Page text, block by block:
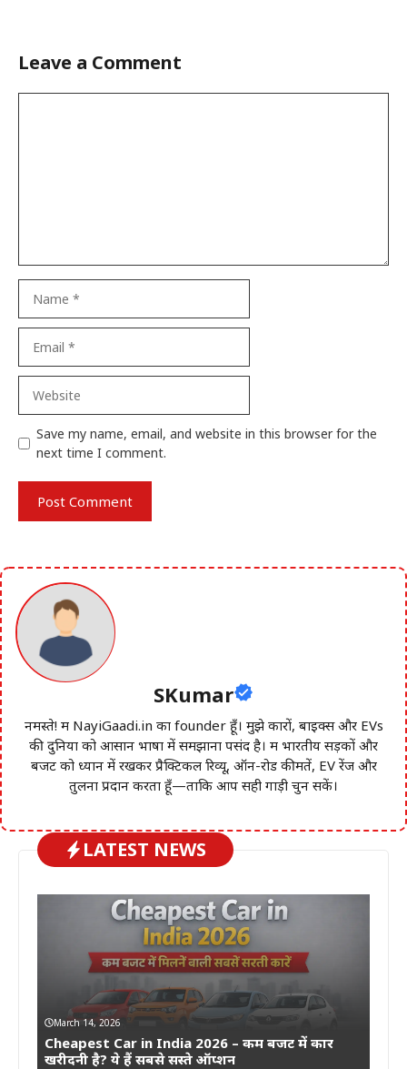
Leave a Comment
Save my name, email, and website in this browser for the
next time I comment.
SKumar
नमस्ते! मैं NayiGaadi.in का founder हूँ। मुझे कारों, बाइक्स और EVs
की दुनिया को आसान भाषा में समझाना पसंद है। मैं भारतीय सड़कों और
बजट को ध्यान में रखकर प्रैक्टिकल रिव्यू, ऑन-रोड कीमतें, EV रेंज और
तुलना प्रदान करता हूँ—ताकि आप सही गाड़ी चुन सकें।
LATEST NEWS
March 14, 2026
Cheapest Car in India 2026 – कम बजट में कार
खरीदनी है? ये हैं सबसे सस्ते ऑप्शन